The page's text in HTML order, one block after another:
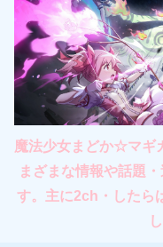
魔法少女まどか☆マギ
まざまな情報や話題
す。主に2ch・したら